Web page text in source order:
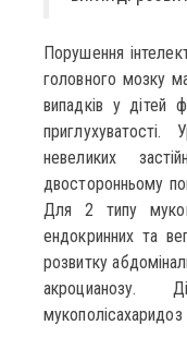
Порушення
головного мозку
випадків у дітей
невеликих
двосторонньому
Для 2 типу
ендокринних та
розвитку